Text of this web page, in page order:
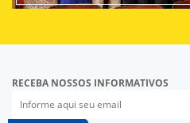
RECEBA NOSSOS INFORMATIVOS